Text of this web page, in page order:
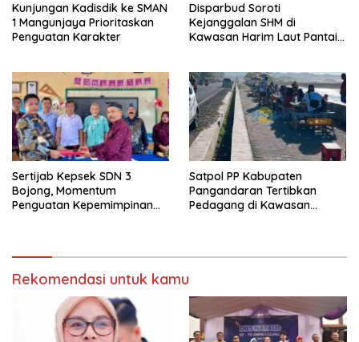
Kunjungan Kadisdik ke SMAN
1 Mangunjaya Prioritaskan
Penguatan Karakter
Disparbud Soroti
Kejanggalan SHM di
Kawasan Harim Laut Pantai
Sertijab Kepsek SDN 3
Bojong, Momentum
Penguatan Kepemimpinan
Satpol PP Kabupaten
Pangandaran Tertibkan
Pedagang di Kawasan
Rekomendasi untuk kamu